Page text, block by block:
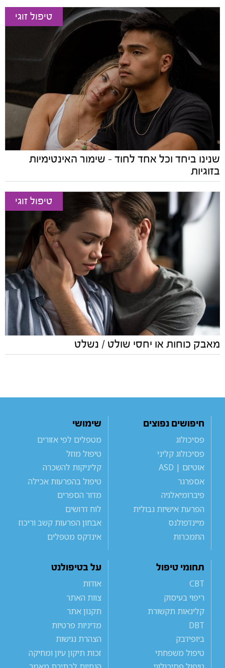
טיפול זוגי
שנינו ביחד וכל אחד לחוד - שימור האינטימיות
בזוגיות
טיפול זוגי
מאבק כוחות או יחסי שולט / נשלט
חיפושים נפוצים
פסיכולוג
פסיכולוג קליני
אוטיזם | ASD
אספרגר
פיברומיאלגיה
הפרעת אישיות גבולית
מיינדפולנס
התמכרות
שימושי
מטפלים לפי אזורים
טיפול מוזל
קליניקות להשכרה
טיפול בהפרעות אכילה
מדור הספרים
לוח דרושים
אבחון הפרעות קשב וריכוז
אינדקס מטפלים
תחומי טיפול
CBT
ריפוי בעיסוק
קלינאות תקשורת
DBT
ביופידבק
טיפול משפחתי
על בטיפולנט
אודות
צוות האתר
תקנון אתר
מדיניות פרטיות
הצהרת נגישות
זכות תיקון עיון ומחיקה